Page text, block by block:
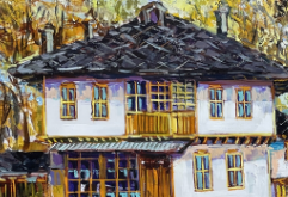
ЛОДКИ
ДУНАВСКИ ЛОДКИ
МОРСКИ ЛОДКИ
ИЗКУСТВО